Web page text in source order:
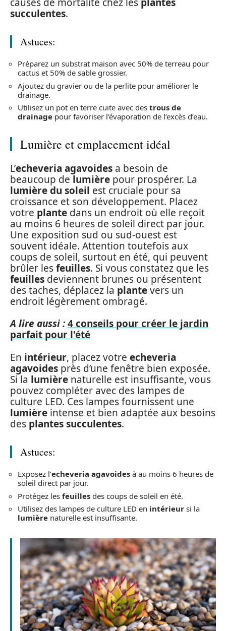
succulentes.
Astuces:
Préparez un substrat maison avec 50% de terreau pour
cactus et 50% de sable grossier.
Ajoutez du gravier ou de la perlite pour améliorer le
drainage.
Utilisez un pot en terre cuite avec des trous de
drainage pour favoriser l’évaporation de l’excès d’eau.
Lumière et emplacement idéal
L’echeveria agavoides a besoin de
beaucoup de lumière pour prospérer. La
lumière du soleil est cruciale pour sa
croissance et son développement. Placez
votre plante dans un endroit où elle reçoit
au moins 6 heures de soleil direct par jour.
Une exposition sud ou sud-ouest est
souvent idéale. Attention toutefois aux
coups de soleil, surtout en été, qui peuvent
brûler lesfeuilles. Si vous constatez que les
feuilles deviennent brunes ou présentent
des taches, déplacez la plantevers un
endroit légèrement ombragé.
A lire aussi :4 conseils pour créer le jardin
parfait pour l'été
En intérieur, placez votre echeveria
agavoides près d’une fenêtre bien exposée.
Si la lumière naturelle est insuffisante, vous
pouvez compléter avec des lampes de
culture LED. Ces lampes fournissent une
lumière intense et bien adaptée aux besoins
des plantes succulentes.
Astuces:
Exposez l’echeveria agavoides à au moins 6 heures de
soleil direct par jour.
Protégez les feuilles des coups de soleil en été.
Utilisez des lampes de culture LED en intérieur si la
lumière naturelle est insuffisante.